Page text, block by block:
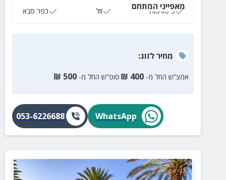
מאפייני המתחם
3 סוויטות זול כפר סבא
מחירלזוג:
אמצ”ש החל מ- 400
₪ סופ”ש החל מ- 500
₪
WhatsApp
053-6226688